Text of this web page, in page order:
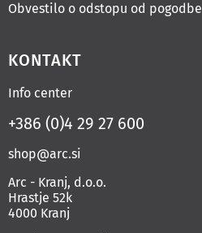
Obvestilo o odstopu od pogodbe
KONTAKT
Info center
+386 (0)4 29 27 600
shop@arc.si
Arc - Kranj, d.o.o.
Hrastje 52k
4000 Kranj